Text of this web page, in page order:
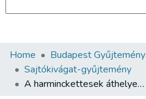
Communities & Collections
All of DSpace
Home Budapest Gyűjtemény
Sajtókivágat-gyűjtemény
A harminckettesek áthelyezése